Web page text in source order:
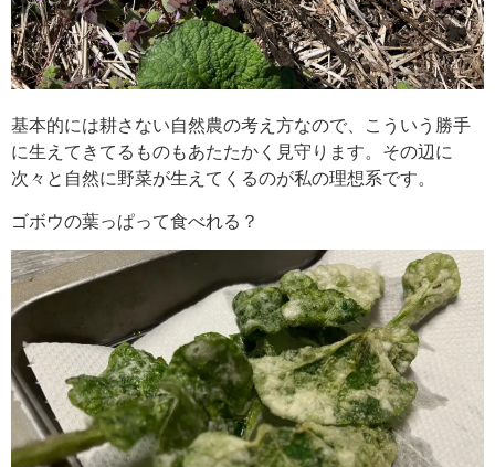
基本的には耕さない自然農の考え方なので、こういう勝手
に生えてきてるものもあたたかく見守ります。その辺に
次々と自然に野菜が生えてくるのが私の理想系です。
ゴボウの葉っぱって食べれる？